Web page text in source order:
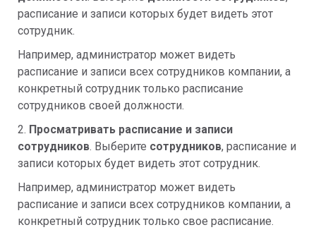
расписание и записи которых будет видеть этот
сотрудник.
Например, администратор может видеть
расписание и записи всех сотрудников компании, а
конкретный сотрудник только расписание
сотрудников своей должности.
2. Просматривать расписание и записи
сотрудников. Выберите сотрудников, расписание и
записи которых будет видеть этот сотрудник.
Например, администратор может видеть
расписание и записи всех сотрудников компании, а
конкретный сотрудник только свое расписание.